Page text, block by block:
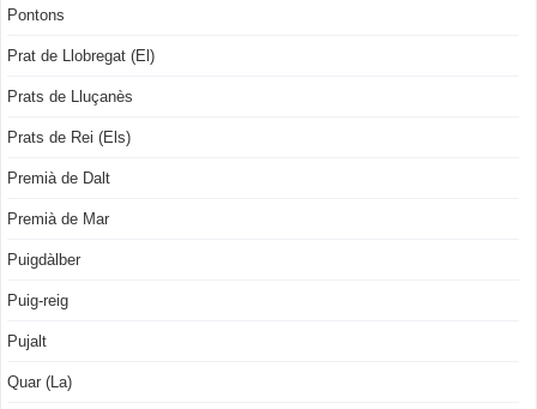
Pontons
Prat de Llobregat (El)
Prats de Lluçanès
Prats de Rei (Els)
Premià de Dalt
Premià de Mar
Puigdàlber
Puig-reig
Pujalt
Quar (La)